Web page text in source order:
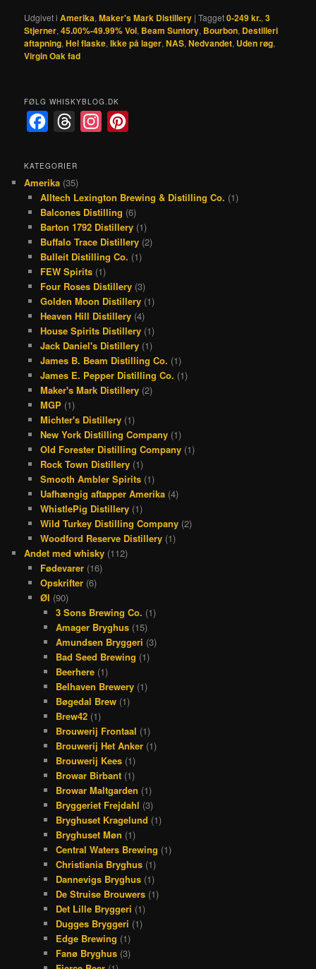
Udgivet i Amerika,Maker's Mark Distillery |Tagget0-249 kr.,3
Stjerner,45.00%-49.99% Vol, Beam Suntory, Bourbon, Destilleri
aftapning,Hel flaske,Ikke på lager,NAS,Nedvandet, Uden røg,
Virgin Oak fad
FØLG WHISKYBLOG.DK
c
e
b
o
o
k
r
e
a
d
s
a
g
r
a
m
e
r
e
t
KATEGORIER
Amerika (35)
Alltech Lexington Brewing & Distilling Co. (1)
Balcones Distilling (6)
Barton 1792 Distillery(1)
Buffalo Trace Distillery(2)
Bulleit Distilling Co. (1)
FEW Spirits(1)
Four Roses Distillery(3)
Golden Moon Distillery(1)
Heaven Hill Distillery(4)
House Spirits Distillery(1)
Jack Daniel's Distillery(1)
James B. Beam Distilling Co. (1)
James E. Pepper Distilling Co. (1)
Maker's Mark Distillery(2)
MGP(1)
Michter's Distillery(1)
New York Distilling Company(1)
Old Forester Distilling Company(1)
Rock Town Distillery(1)
Smooth Ambler Spirits(1)
Uafhængig aftapper Amerika(4)
WhistlePig Distillery(1)
Wild Turkey Distilling Company(2)
Woodford Reserve Distillery(1)
Andet med whisky (112)
Fødevarer(16)
Opskrifter(6)
Øl (90)
3 Sons Brewing Co. (1)
Amager Bryghus (15)
Amundsen Bryggeri (3)
Bad Seed Brewing (1)
Beerhere (1)
Belhaven Brewery (1)
Bøgedal Brew (1)
Brew42 (1)
Brouwerij Frontaal (1)
Brouwerij Het Anker (1)
Brouwerij Kees (1)
Browar Birbant (1)
Browar Maltgarden (1)
Bryggeriet Frejdahl (3)
Bryghuset Kragelund (1)
Bryghuset Møn (1)
Central Waters Brewing (1)
Christiania Bryghus (1)
Dannevigs Bryghus (1)
De Struise Brouwers (1)
Det Lille Bryggeri (1)
Dugges Bryggeri (1)
Edge Brewing (1)
Fanø Bryghus (3)